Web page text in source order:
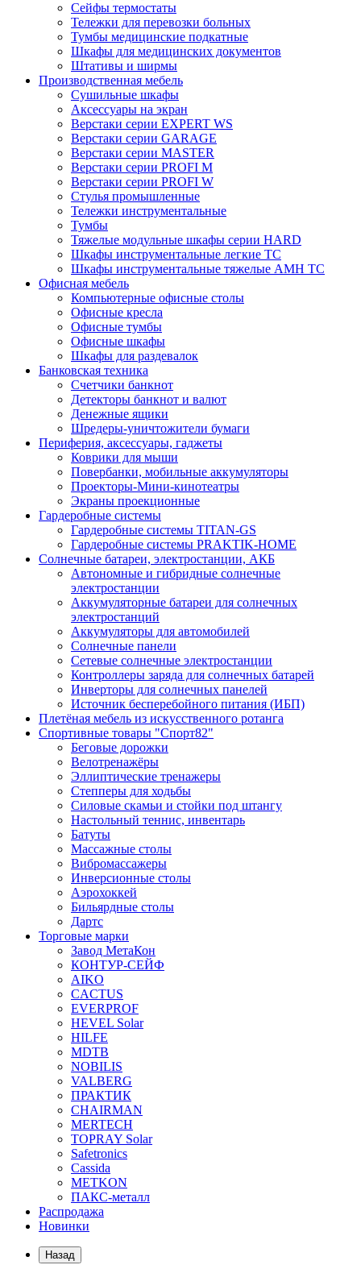
Сейфы термостаты
Тележки для перевозки больных
Тумбы медицинские подкатные
Шкафы для медицинских документов
Штативы и ширмы
Производственная мебель
Cушильные шкафы
Аксессуары на экран
Верстаки серии EXPERT WS
Верстаки серии GARAGE
Верстаки серии MASTER
Верстаки серии PROFI M
Верстаки серии PROFI W
Стулья промышленные
Тележки инструментальные
Тумбы
Тяжелые модульные шкафы серии HARD
Шкафы инструментальные легкие ТС
Шкафы инструментальные тяжелые AMH TC
Офисная мебель
Компьютерные офисные столы
Офисные кресла
Офисные тумбы
Офисные шкафы
Шкафы для раздевалок
Банковская техника
Счетчики банкнот
Детекторы банкнот и валют
Денежные ящики
Шредеры-уничтожители бумаги
Периферия, аксессуары, гаджеты
Коврики для мыши
Повербанки, мобильные аккумуляторы
Проекторы-Мини-кинотеатры
Экраны проекционные
Гардеробные системы
Гардеробные системы TITAN-GS
Гардеробные системы PRAKTIK-HOME
Солнечные батареи, электростанции, АКБ
Автономные и гибридные солнечные
электростанции
Аккумуляторные батареи для солнечных
электростанций
Аккумуляторы для автомобилей
Солнечные панели
Сетевые солнечные электростанции
Контроллеры заряда для солнечных батарей
Инверторы для солнечных панелей
Источник бесперебойного питания (ИБП)
Плетёная мебель из искусственного ротанга
Спортивные товары "Спорт82"
Беговые дорожки
Велотренажёры
Эллиптические тренажеры
Степперы для ходьбы
Силовые скамьи и стойки под штангу
Настольный теннис, инвентарь
Батуты
Массажные столы
Вибромассажеры
Инверсионные столы
Аэрохоккей
Бильярдные столы
Дартс
Торговые марки
Завод МетаКон
КОНТУР-СЕЙФ
AIKO
CACTUS
EVERPROF
HEVEL Solar
HILFE
MDTB
NOBILIS
VALBERG
ПРАКТИК
CHAIRMAN
MERTECH
TOPRAY Solar
Safetronics
Cassida
METKON
ПАКС-металл
Распродажа
Новинки
Назад